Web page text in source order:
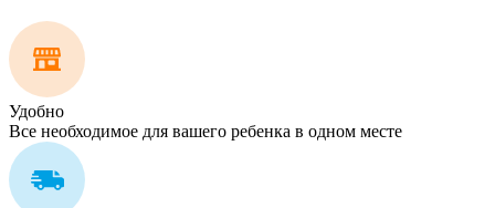
Удобно
Все необходимое для вашего ребенка в одном месте